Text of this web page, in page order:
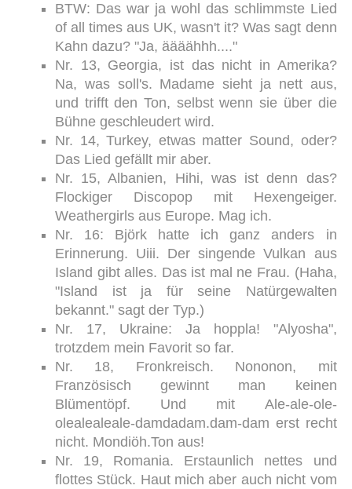
BTW: Das war ja wohl das schlimmste Lied
of all times aus UK, wasn't it? Was sagt denn
Kahn dazu? "Ja, äääähhh...."
Nr. 13, Georgia, ist das nicht in Amerika?
Na, was soll's. Madame sieht ja nett aus,
und trifft den Ton, selbst wenn sie über die
Bühne geschleudert wird.
Nr. 14, Turkey, etwas matter Sound, oder?
Das Lied gefällt mir aber.
Nr. 15, Albanien, Hihi, was ist denn das?
Flockiger Discopop mit Hexengeiger.
Weathergirls aus Europe. Mag ich.
Nr. 16: Björk hatte ich ganz anders in
Erinnerung. Uiii. Der singende Vulkan aus
Island gibt alles. Das ist mal ne Frau. (Haha,
"Island ist ja für seine Natürgewalten
bekannt." sagt der Typ.)
Nr. 17, Ukraine: Ja hoppla! "Alyosha",
trotzdem mein Favorit so far.
Nr. 18, Fronkreisch. Nononon, mit
Französisch gewinnt man keinen
Blümentöpf. Und mit Ale-ale-ole-
olealealeale-damdadam.dam-dam erst recht
nicht. Mondiöh.Ton aus!
Nr. 19, Romania. Erstaunlich nettes und
flottes Stück. Haut mich aber auch nicht vom